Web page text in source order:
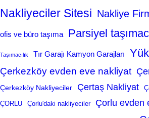
Nakliyeciler Sitesi Nakliye
ofis ve büro taşıma Parsiyel
Taşımacılık Tır Garajı Kamyon Garajları Yük
Çerkezköy evden eve nakliyat
Çerkezköy Nakliyeciler Çertaş Nakliyat
ÇORLU Çorlu'daki nakliyeciler Çorlu evden